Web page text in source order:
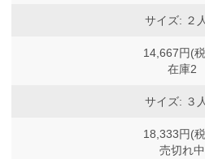
サイズ: ２
14,667円(
在庫2
サイズ: ３
18,333円(
売切れ中